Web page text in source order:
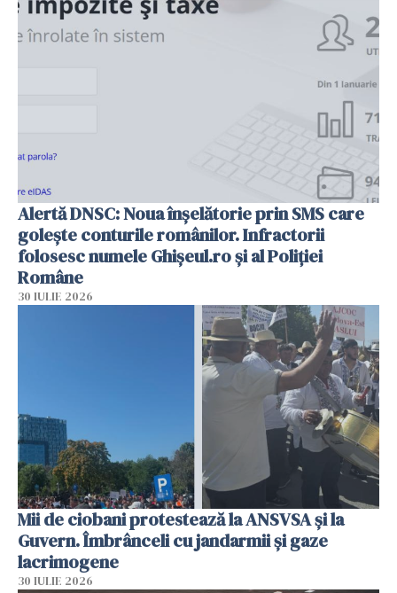
Alertă DNSC: Noua înșelătorie prin SMS care
golește conturile românilor. Infractorii
folosesc numele Ghișeul.ro și al Poliției
Române
30 IULIE 2026
Mii de ciobani protestează la ANSVSA și la
Guvern. Îmbrânceli cu jandarmii și gaze
lacrimogene
30 IULIE 2026